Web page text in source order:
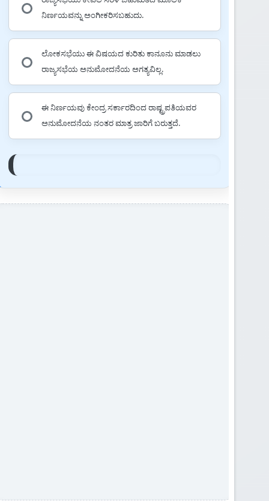
ನಿರ್ಣಯವನ್ನು ಅಂಗೀಕರಿಸಬಹುದು.
ಲೋಕಸಭೆಯು ಈ ವಿಷಯದ ಕುರಿತು ಕಾನೂನು ಮಾಡಲು
ರಾಜ್ಯಸಭೆಯ ಅನುಮೋದನೆಯ ಅಗತ್ಯವಿಲ್ಲ.
ಈ ನಿರ್ಣಯವು ಕೇಂದ್ರ ಸರ್ಕಾರದಿಂದ ರಾಷ್ಟ್ರಪತಿಯವರ
ಅನುಮೋದನೆಯ ನಂತರ ಮಾತ್ರ ಜಾರಿಗೆ ಬರುತ್ತದೆ.